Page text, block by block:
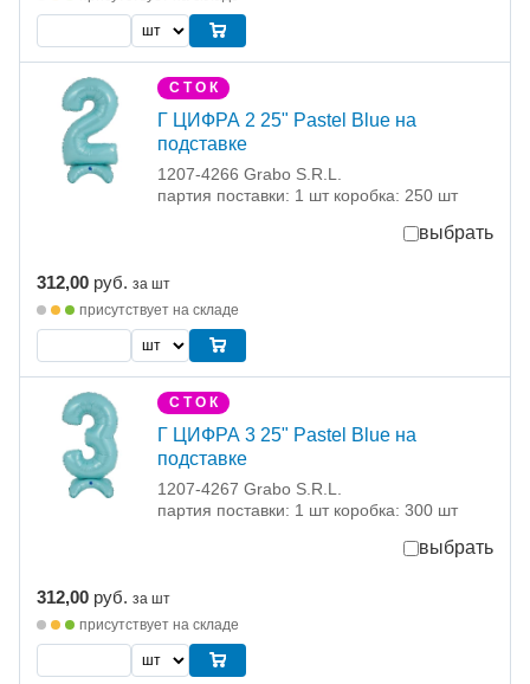
С Т О К
Г ЦИФРА 2 25" Pastel Blue на
подставке
1207-4266 Grabo S.R.L.
партия поставки: 1 шт коробка: 250 шт
выбрать
312,00 руб. за шт
присутствует на складе
С Т О К
Г ЦИФРА 3 25" Pastel Blue на
подставке
1207-4267 Grabo S.R.L.
партия поставки: 1 шт коробка: 300 шт
выбрать
312,00 руб. за шт
присутствует на складе